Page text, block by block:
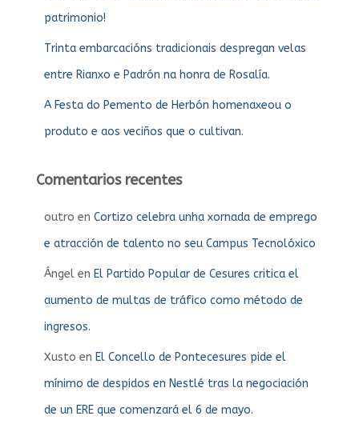
patrimonio!
Trinta embarcacións tradicionais despregan velas
entre Rianxo e Padrón na honra de Rosalía.
A Festa do Pemento de Herbón homenaxeou o
produto e aos veciños que o cultivan.
Comentarios recentes
outro en Cortizo celebra unha xornada de emprego
e atracción de talento no seu Campus Tecnolóxico
Ángel en El Partido Popular de Cesures critica el
aumento de multas de tráfico como método de
ingresos.
Xusto en El Concello de Pontecesures pide el
mínimo de despidos en Nestlé tras la negociación
de un ERE que comenzará el 6 de mayo.